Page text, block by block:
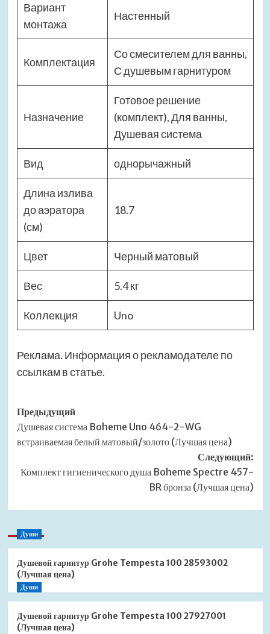
Вариант
монтажа
Настенный
Комплектация
Со смесителем для ванны,
С душевым гарнитуром
Назначение
Готовое решение
(комплект), Для ванны,
Душевая система
Вид однорычажный
Длина излива
до аэратора
(см)
18.7
Цвет Черный матовый
Вес 5.4 кг
Коллекция Uno
Реклама. Информация о рекламодателе по
ссылкам в статье.
Навигация
записи
Предыдущий
Душевая система Boheme Uno 464-2-WG
встраиваемая белый матовый/золото (Лучшая цена)
Следующий:
Комплект гигиенического душа Boheme Spectre 457-
BR бронза (Лучшая цена)
Души
Душевой гарнитур Grohe Tempesta 100 28593002
(Лучшая цена)
Души
Душевой гарнитур Grohe Tempesta 100 27927001
(Лучшая цена)